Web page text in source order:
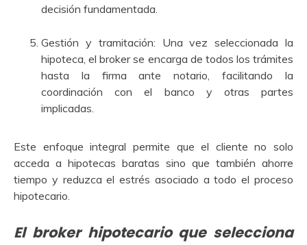
decisión fundamentada.
Gestión y tramitación: Una vez seleccionada la
hipoteca, el broker se encarga de todos los trámites
hasta la firma ante notario, facilitando la
coordinación con el banco y otras partes
implicadas.
Este enfoque integral permite que el cliente no solo
acceda a hipotecas baratas sino que también ahorre
tiempo y reduzca el estrés asociado a todo el proceso
hipotecario.
El broker hipotecario que selecciona